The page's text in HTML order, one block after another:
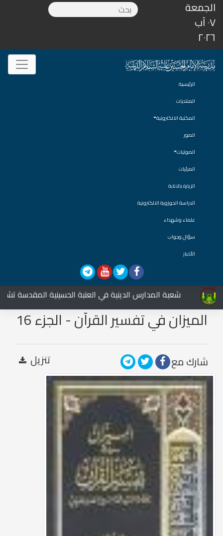
الجمعة
٠٧ آب
٢٠٢٦
الرئيسية
المنتديات
المكتبة الالكترونية
الصور
الصوتيات
المرئيات
الزيارة بالانابة
الدراسة الحوزوية الالكترونية
علماء وشهداء
سؤال وجواب
الأخبار
شعبة المدارس الدينية في العتبة الحسينية المقدسة
الميزان في تفسير القرآن - الجزء 16
شارك مع تنزيل